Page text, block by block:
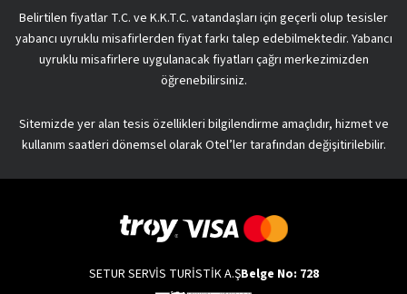
Belirtilen fiyatlar T.C. ve K.K.T.C. vatandaşları için geçerli olup tesisler
yabancı uyruklu misafirlerden fiyat farkı talep edebilmektedir. Yabancı
uyruklu misafirlere uygulanacak fiyatları çağrı merkezimizden
öğrenebilirsiniz.
Sitemizde yer alan tesis özellikleri bilgilendirme amaçlıdır, hizmet ve
kullanım saatleri dönemsel olarak Otel’ler tarafından değişitirilebilir.
SETUR SERVİS TURİSTİK A.ŞBelge No: 728